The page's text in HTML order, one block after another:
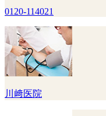
0120-114021
川﨑医院